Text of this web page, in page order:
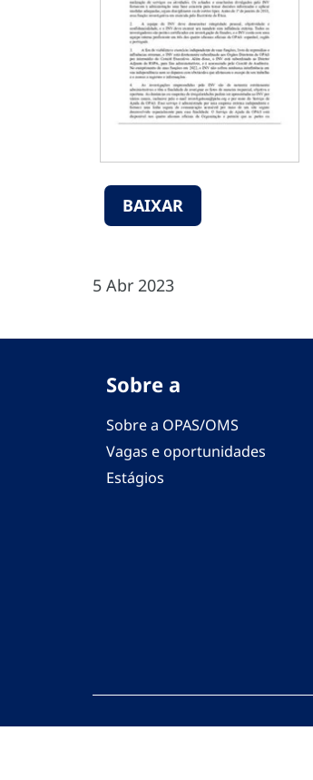
BAIXAR
5 Abr 2023
Sobre a
Sobre a OPAS/OMS
Vagas e oportunidades
Estágios